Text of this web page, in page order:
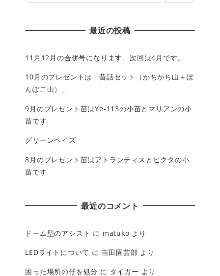
最近の投稿
11月12月の合併号になります、次回は4月です。
10月のプレゼントは「昔話セット（かちかち山＋ぽ
んぽこ山）」
9月のプレゼント苗はYe-113の小苗とマリアンの小
苗です
グリーンヘイズ
8月のプレゼント苗はアトランティスとピクタの小
苗です
最近のコメント
ドーム型のアシスト に matuko より
LEDライトについて に 吉田園芸部 より
困った場所の仔を処分 に タイガー より